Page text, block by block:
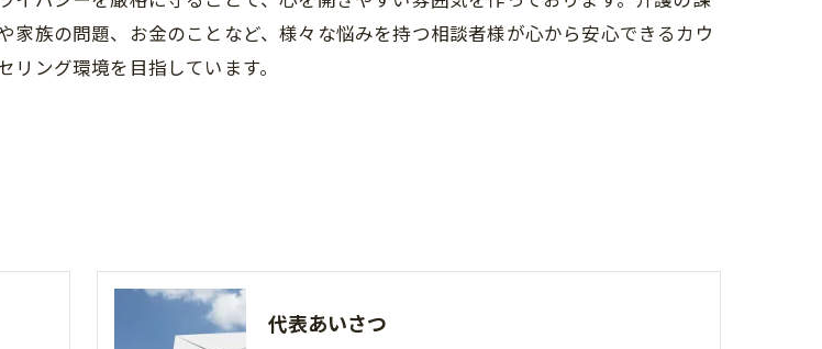
家族の問題、お金のことなど、様々な悩みを持つ相談者様が心から安心できるカウ
リング環境を目指しています。
代表あいさつ